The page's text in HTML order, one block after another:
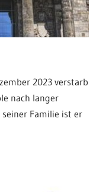
2023 verstarb
nach langer
Familie ist er